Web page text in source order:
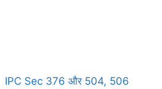
IPC Sec 376 और 504, 506